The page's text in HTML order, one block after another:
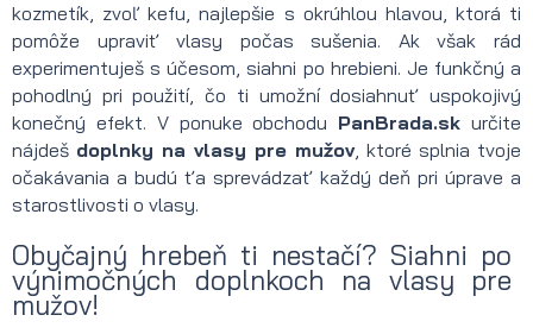
kozmetík, zvoľ kefu, najlepšie s okrúhlou hlavou, ktorá ti
pomôže upraviť vlasy počas sušenia. Ak však rád
experimentuješ s účesom, siahni po hrebieni. Je funkčný a
pohodlný pri použití, čo ti umožní dosiahnuť uspokojivý
konečný efekt. V ponuke obchodu PanBrada.sk určite
nájdeš doplnky na vlasy pre mužov, ktoré splnia tvoje
očakávania a budú ťa sprevádzať každý deň pri úprave a
starostlivosti o vlasy.
Obyčajný hrebeň ti nestačí? Siahni po
výnimočných doplnkoch na vlasy pre
mužov!